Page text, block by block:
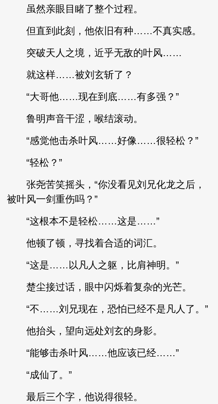
虽然亲眼目睹了整个过程。
但直到此刻，他依旧有种……不真实感。
突破天人之境，近乎无敌的叶风……
就这样……被刘玄斩了？
“大哥他……现在到底……有多强？”
鲁明声音干涩，喉结滚动。
“感觉他击杀叶风……好像……很轻松？”
“轻松？”
张尧苦笑摇头，“你没看见刘兄化龙之后，
被叶风一剑重伤吗？”
“这根本不是轻松……这是……”
他顿了顿，寻找着合适的词汇。
“这是……以凡人之躯，比肩神明。”
楚尘接过话，眼中闪烁着复杂的光芒。
“不……刘兄现在，恐怕已经不是凡人了。”
他抬头，望向远处刘玄的身影。
“能够击杀叶风……他应该已经……”
“成仙了。”
最后三个字，他说得很轻。